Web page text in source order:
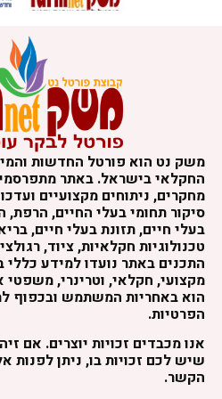
משק נט הוא פורטל החדשות
החקלאי בישראל. באתר
מחקרים, ניתוחים מקצועיים
סיקור תחומי בעלי החיים, הרפת,
בעלי חיים, תזונת בעלי חיים,
טכנולוגיות חקלאיות, ציוד,
התכנים באתר נועדו למידע כללי
מקצועי, חקלאי, וטרינרי,
הוא באחריות המשתמש ובכפוף
הפרטיות.
אנו מכבדים זכויות יוצרים. אם
שיש לכם זכויות בו, ניתן לפנות
הקשר.